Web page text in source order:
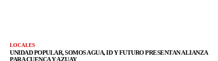
LOCALES
UNIDAD POPULAR, SOMOS AGUA, ID Y FUTURO PRESENTAN ALIANZA
PARA CUENCA Y AZUAY